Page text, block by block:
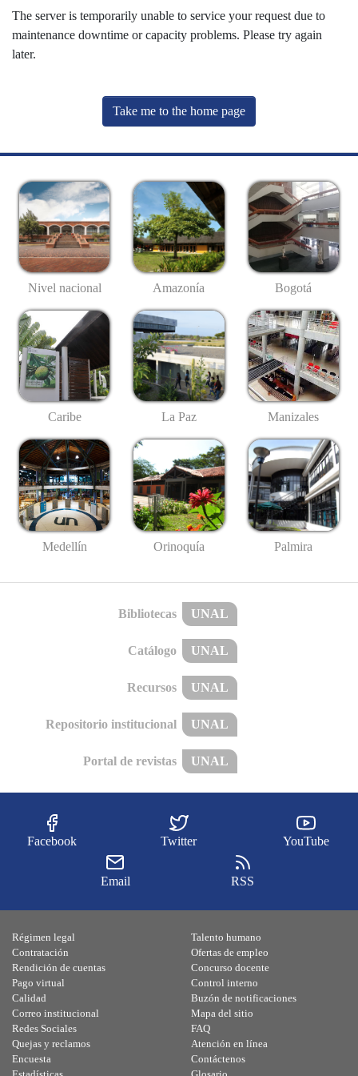
The server is temporarily unable to service your request due to
maintenance downtime or capacity problems. Please try again
later.
Take me to the home page
Nivel nacional Amazonía Bogotá
Caribe La Paz Manizales
Medellín Orinoquía Palmira
Bibliotecas UNAL
Catálogo UNAL
Recursos UNAL
Repositorio institucional UNAL
Portal de revistas UNAL
Facebook Twitter YouTube
Email RSS
Régimen legal
Contratación
Rendición de cuentas
Pago virtual
Calidad
Talento humano
Ofertas de empleo
Concurso docente
Control interno
Buzón de notificaciones
Correo institucional
Redes Sociales
Quejas y reclamos
Encuesta
Mapa del sitio
FAQ
Atención en línea
Contáctenos